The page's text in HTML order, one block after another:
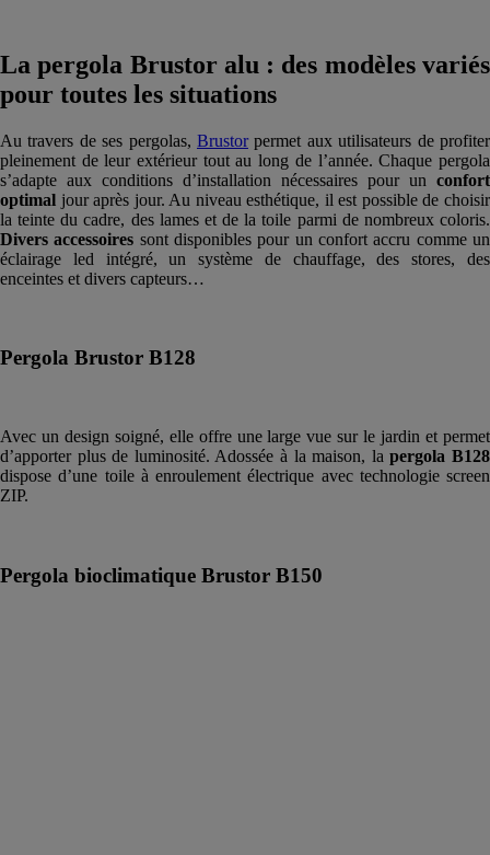
La pergola Brustor alu : des modèles variés
pour toutes les situations
Au travers de ses pergolas, Brustorpermet aux utilisateurs de profiter
pleinement de leur extérieur tout au long de l’année. Chaque pergola
s’adapte aux conditions d’installation nécessaires pour un confort
optimal jour après jour. Au niveau esthétique, il est possible de choisir
la teinte du cadre, des lames et de la toile parmi de nombreux coloris.
Divers accessoires sont disponibles pour un confort accru comme un
éclairage led intégré, un système de chauffage, des stores, des
enceintes et divers capteurs…
Pergola Brustor B128
Avec un design soigné, elle offre une large vue sur le jardin et permet
d’apporter plus de luminosité. Adossée à la maison, lapergola B128
dispose d’une toile à enroulement électrique avec technologie screen
ZIP.
Pergola bioclimatique Brustor B150